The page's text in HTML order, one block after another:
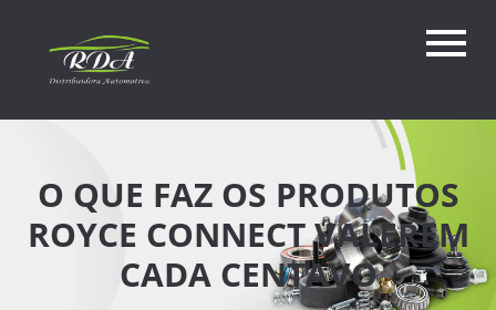
O QUE FAZ OS PRODUTOS
ROYCE CONNECT VALEREM
CADA CENTAVO